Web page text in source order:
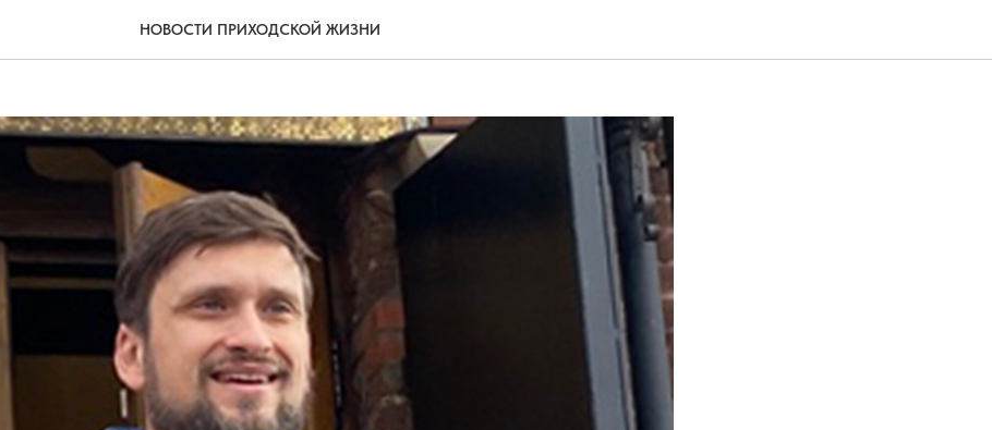
НОВОСТИ ПРИХОДСКОЙ ЖИЗНИ
отца Александра с именинами!